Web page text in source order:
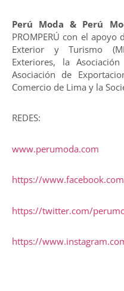
Perú Moda & Perú
PROMPERÚ con el
Exterior y Turismo
Exteriores, la
Asociación de
Comercio de Lima y la
REDES:
www.perumoda.com
https://
https://twitter.com/
https://